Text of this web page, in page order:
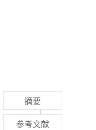
摘要
参考文献